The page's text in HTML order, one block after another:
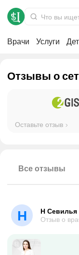
Врачи Услуги
Отзывы о
Оставьте отзыв
Все отзывы
Н
Н Севилья
Отзыв о